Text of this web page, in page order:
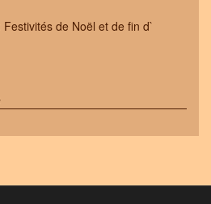
de Noël et de fin d`